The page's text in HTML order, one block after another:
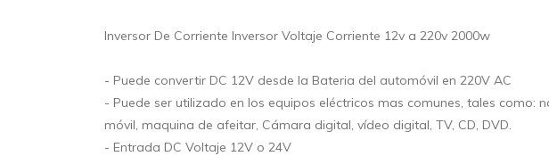
Inversor De Corriente Inversor Voltaje Corriente 12v a 220v 2000w
- Puede convertir DC 12V desde la Bateria del automóvil en 220V AC
- Puede ser utilizado en los equipos eléctricos mas comunes, tales como:
móvil, maquina de afeitar, Cámara digital, vídeo digital, TV, CD, DVD.
- Entrada DC Voltaje 12V o 24V